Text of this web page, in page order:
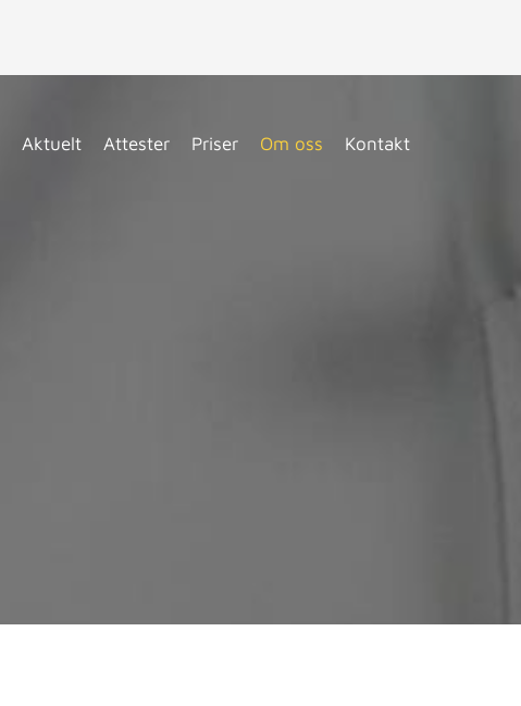
Aktuelt Attester Priser Om oss Kontakt